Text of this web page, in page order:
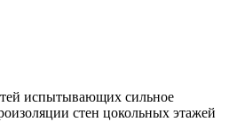
испытывающих сильное
стен цокольных этажей